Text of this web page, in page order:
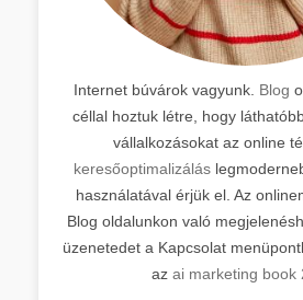
Internet búvárok vagyunk. Blog
céllal hoztuk létre, hogy
vállalkozásokat az online
keresőoptimalizálás
használatával érjük el. Az
Blog oldalunkon való
üzenetedet a Kapcsolat
az ai marketing book